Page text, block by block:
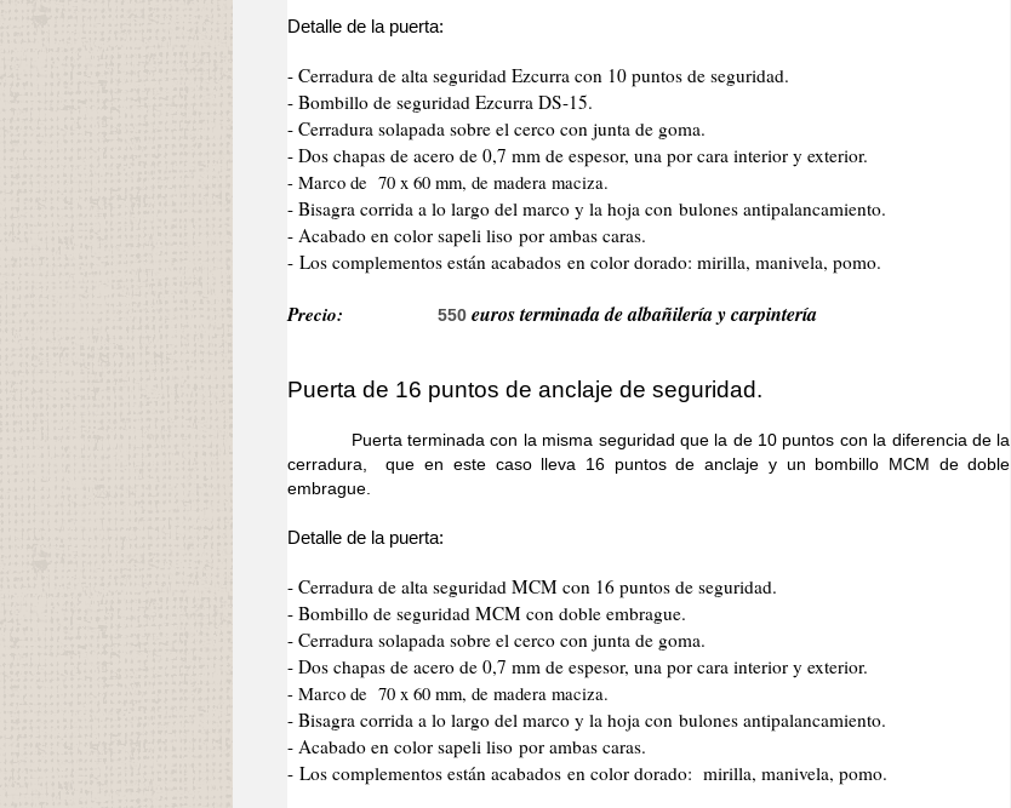
Detalle de la puerta:
- Cerradura de alta seguridad Ezcurra con 10 puntos de seguridad.
- Bombillo de seguridad Ezcurra DS-15.
- Cerradura solapada sobre el cerco con junta de goma.
- Dos chapas de acero de 0,7 mm de espesor, una por cara interior y exterior.
- Marco de 70 x 60 mm, de madera maciza.
- Bisagra corrida a lo largo del marco y la hoja con bulones antipalancamiento.
- Acabado en color sapeli liso por ambas caras.
- Los complementos están acabados en color dorado: mirilla, manivela, pomo.
Precio: 550 euros terminada de albañilería y carpintería
Puerta de 16 puntos de anclaje de seguridad.
Puerta terminada con la misma seguridad que la de 10 puntos con la diferencia de la
cerradura, que en este caso lleva 16 puntos de anclaje y un bombillo MCM de doble
embrague.
Detalle de la puerta:
- Cerradura de alta seguridad MCM con 16 puntos de seguridad.
- Bombillo de seguridad MCM con doble embrague.
- Cerradura solapada sobre el cerco con junta de goma.
- Dos chapas de acero de 0,7 mm de espesor, una por cara interior y exterior.
- Marco de 70 x 60 mm, de madera maciza.
- Bisagra corrida a lo largo del marco y la hoja con bulones antipalancamiento.
- Acabado en color sapeli liso por ambas caras.
- Los complementos están acabados en color dorado: mirilla, manivela, pomo.